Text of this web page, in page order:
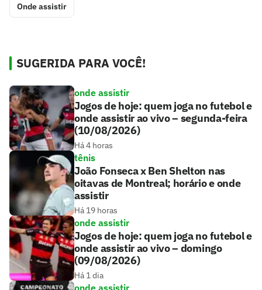
Onde assistir
SUGERIDA PARA VOCÊ!
onde assistir
Jogos de hoje: quem joga no futebol e
onde assistir ao vivo – segunda-feira
(10/08/2026)
Há 4 horas
tênis
João Fonseca x Ben Shelton nas
oitavas de Montreal; horário e onde
assistir
Há 19 horas
onde assistir
Jogos de hoje: quem joga no futebol e
onde assistir ao vivo – domingo
(09/08/2026)
Há 1 dia
onde assistir